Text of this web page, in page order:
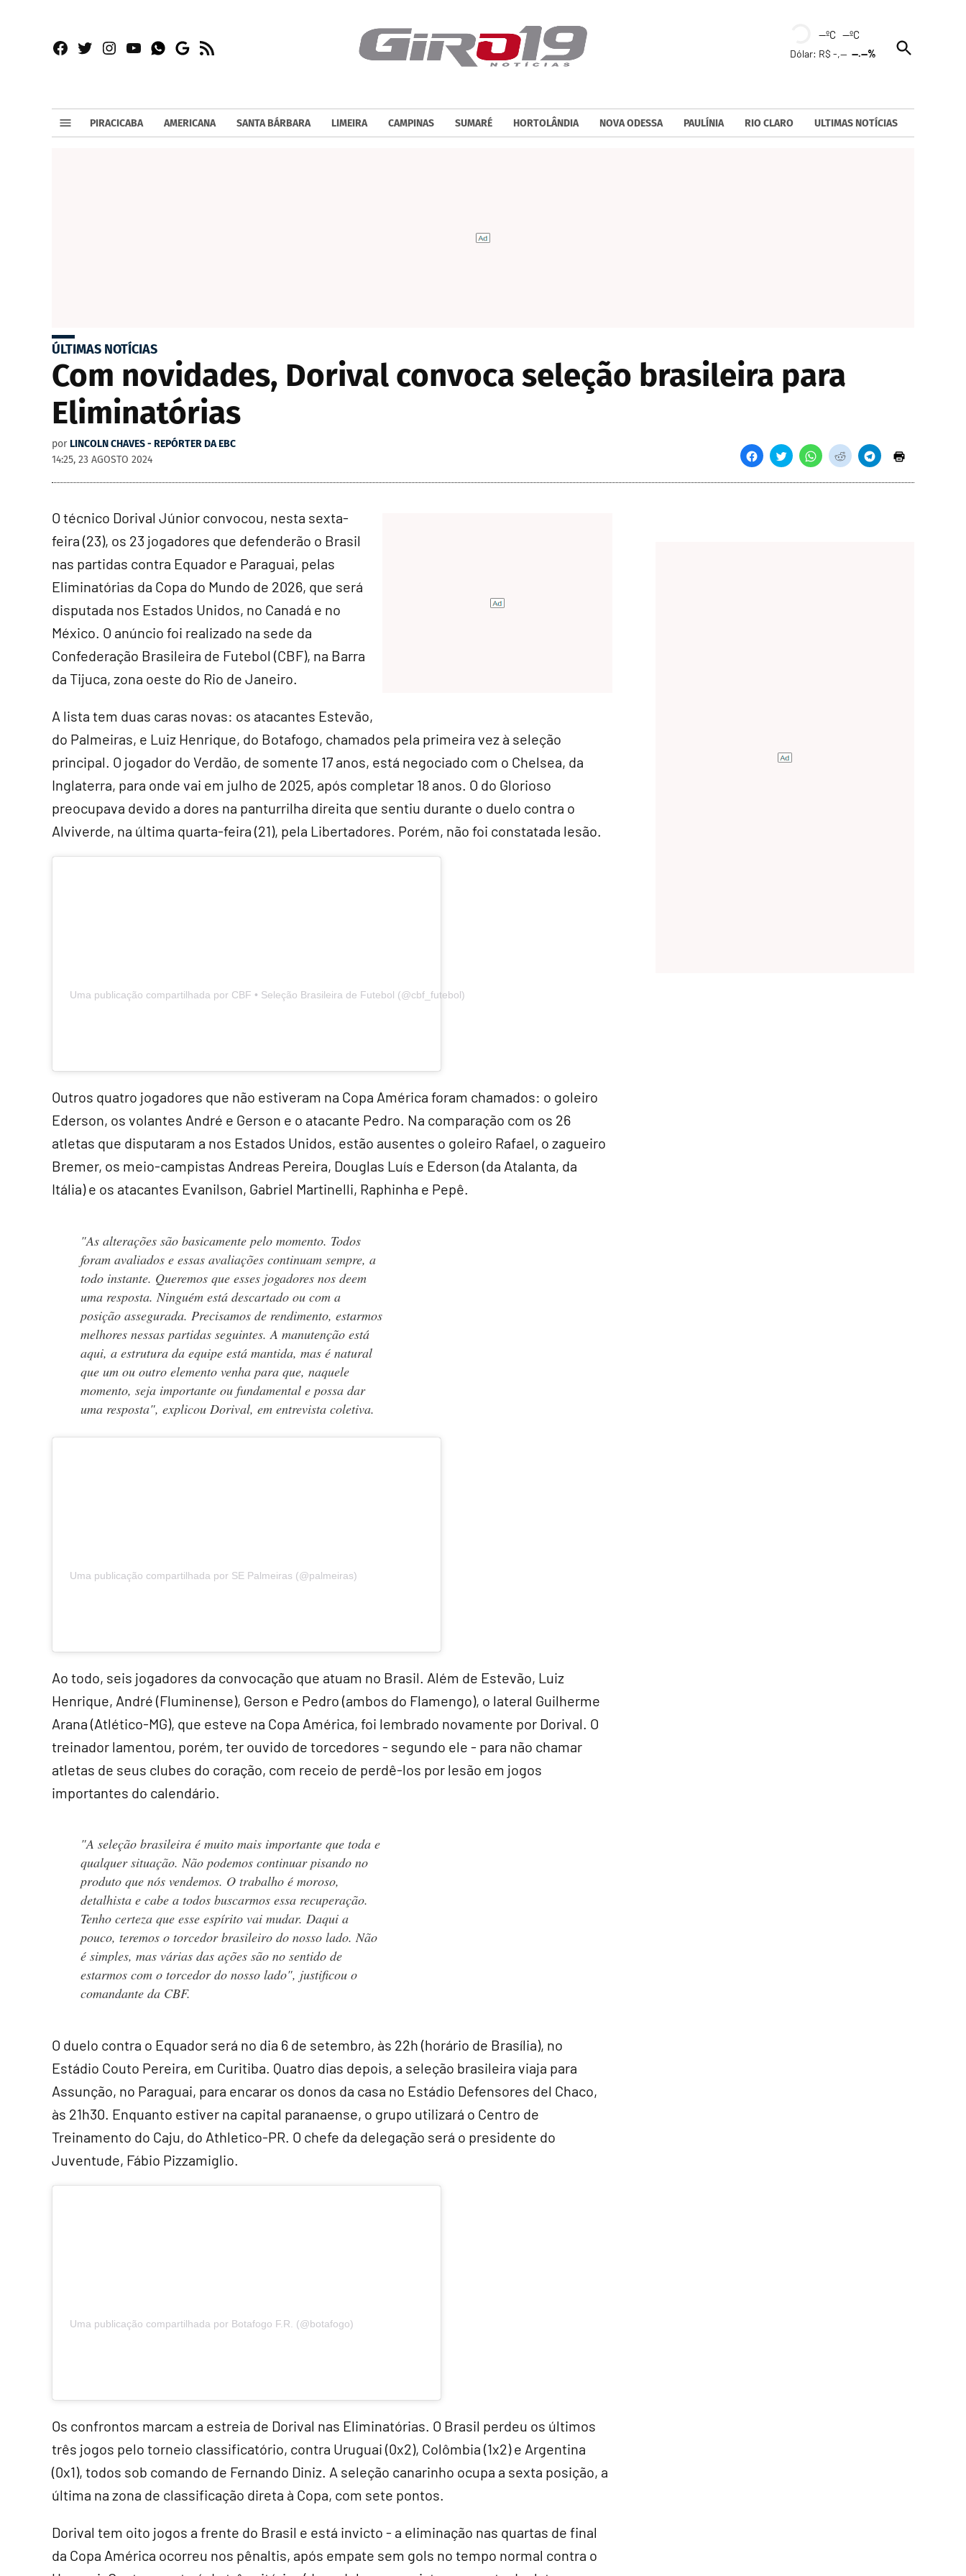
Facebook
TwitterInstagram
YouTubeWhatsapp
Google
RSS
--ºC --ºC
Dólar: R$ -,----.--%
Open
Search
PIRACICABA AMERICANA SANTA BÁRBARA LIMEIRA CAMPINAS SUMARÉ HORTOLÂNDIA NOVA ODESSA PAULÍNIA RIO CLARO ULTIMAS NOTÍCIAS
ÚLTIMAS NOTÍCIAS
Com novidades, Dorival convoca seleção brasileira para
Eliminatórias
por LINCOLN CHAVES - REPÓRTER DA EBC
14:25, 23 AGOSTO 2024
O técnico Dorival Júnior convocou, nesta sexta-
feira (23), os 23 jogadores que defenderão o Brasil
nas partidas contra Equador e Paraguai, pelas
Eliminatórias da Copa do Mundo de 2026, que será
disputada nos Estados Unidos, no Canadá e no
México. O anúncio foi realizado na sede da
Confederação Brasileira de Futebol (CBF), na Barra
da Tijuca, zona oeste do Rio de Janeiro.
A lista tem duas caras novas: os atacantes Estevão,
do Palmeiras, e Luiz Henrique, do Botafogo, chamados pela primeira vez à seleção
principal. O jogador do Verdão, de somente 17 anos, está negociado com o Chelsea, da
Inglaterra, para onde vai em julho de 2025, após completar 18 anos. O do Glorioso
preocupava devido a dores na panturrilha direita que sentiu durante o duelo contra o
Alviverde, na última quarta-feira (21), pela Libertadores. Porém, não foi constatada lesão.
Uma publicação compartilhada por CBF • Seleção Brasileira de Futebol (@cbf_futebol)
Outros quatro jogadores que não estiveram na Copa América foram chamados: o goleiro
Ederson, os volantes André e Gerson e o atacante Pedro. Na comparação com os 26
atletas que disputaram a nos Estados Unidos, estão ausentes o goleiro Rafael, o zagueiro
Bremer, os meio-campistas Andreas Pereira, Douglas Luís e Ederson (da Atalanta, da
Itália) e os atacantes Evanilson, Gabriel Martinelli, Raphinha e Pepê.
"As alterações são basicamente pelo momento. Todos
foram avaliados e essas avaliações continuam sempre, a
todo instante. Queremos que esses jogadores nos deem
uma resposta. Ninguém está descartado ou com a
posição assegurada. Precisamos de rendimento, estarmos
melhores nessas partidas seguintes. A manutenção está
aqui, a estrutura da equipe está mantida, mas é natural
que um ou outro elemento venha para que, naquele
momento, seja importante ou fundamental e possa dar
uma resposta", explicou Dorival, em entrevista coletiva.
Uma publicação compartilhada por SE Palmeiras (@palmeiras)
Ao todo, seis jogadores da convocação que atuam no Brasil. Além de Estevão, Luiz
Henrique, André (Fluminense), Gerson e Pedro (ambos do Flamengo), o lateral Guilherme
Arana (Atlético-MG), que esteve na Copa América, foi lembrado novamente por Dorival. O
treinador lamentou, porém, ter ouvido de torcedores - segundo ele - para não chamar
atletas de seus clubes do coração, com receio de perdê-los por lesão em jogos
importantes do calendário.
"A seleção brasileira é muito mais importante que toda e
qualquer situação. Não podemos continuar pisando no
produto que nós vendemos. O trabalho é moroso,
detalhista e cabe a todos buscarmos essa recuperação.
Tenho certeza que esse espírito vai mudar. Daqui a
pouco, teremos o torcedor brasileiro do nosso lado. Não
é simples, mas várias das ações são no sentido de
estarmos com o torcedor do nosso lado", justificou o
comandante da CBF.
O duelo contra o Equador será no dia 6 de setembro, às 22h (horário de Brasília), no
Estádio Couto Pereira, em Curitiba. Quatro dias depois, a seleção brasileira viaja para
Assunção, no Paraguai, para encarar os donos da casa no Estádio Defensores del Chaco,
às 21h30. Enquanto estiver na capital paranaense, o grupo utilizará o Centro de
Treinamento do Caju, do Athletico-PR. O chefe da delegação será o presidente do
Juventude, Fábio Pizzamiglio.
Uma publicação compartilhada por Botafogo F.R. (@botafogo)
Os confrontos marcam a estreia de Dorival nas Eliminatórias. O Brasil perdeu os últimos
três jogos pelo torneio classificatório, contra Uruguai (0x2), Colômbia (1x2) e Argentina
(0x1), todos sob comando de Fernando Diniz. A seleção canarinho ocupa a sexta posição, a
última na zona de classificação direta à Copa, com sete pontos.
Dorival tem oito jogos a frente do Brasil e está invicto - a eliminação nas quartas de final
da Copa América ocorreu nos pênaltis, após empate sem gols no tempo normal contra o